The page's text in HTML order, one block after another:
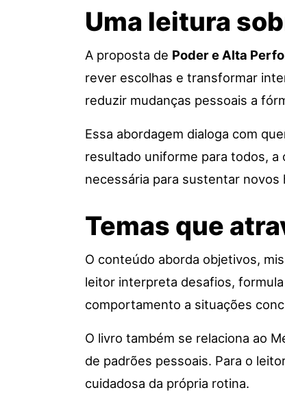
Uma leitura
A proposta de Poder e Alta
rever escolhas e transformar
reduzir mudanças pessoais a
Essa abordagem dialoga com
resultado uniforme para todos, a
necessária para sustentar novos
Temas que
O conteúdo aborda objetivos,
leitor interpreta desafios,
comportamento a situações
O livro também se relaciona ao
de padrões pessoais. Para o
cuidadosa da própria rotina.